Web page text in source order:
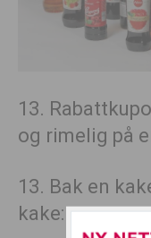
13.
og rimelig på
13. Bak en
kake: